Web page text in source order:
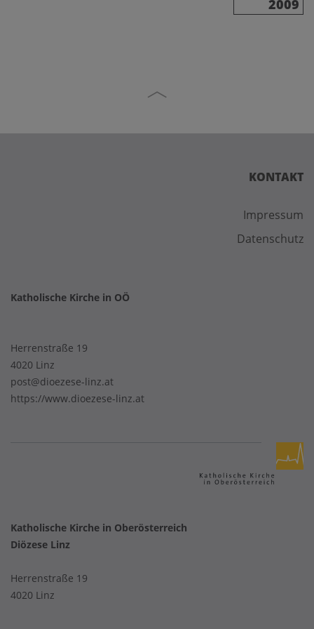
2009
KONTAKT
Impressum
Datenschutz
Katholische Kirche in OÖ
Herrenstraße 19
4020 Linz
post@dioezese-linz.at
https://www.dioezese-linz.at
Katholische Kirche in Oberösterreich
Diözese Linz
Herrenstraße 19
4020 Linz